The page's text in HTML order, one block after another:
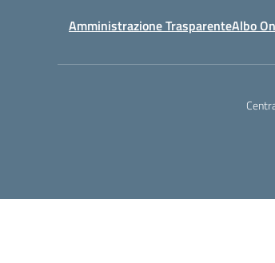
Amministrazione TrasparenteAlbo